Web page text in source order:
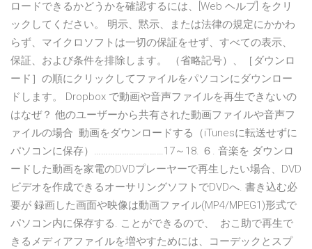
ロードできるかどうかを確認するには、[Web ヘルプ] をクリ
ックしてください。 明示、黙示、または法律の規定にかかわ
らず、マイクロソフトは一切の保証をせず、すべての表示、
保証、および条件を排除します。 （省略記号）、［ダウンロ
ード］の順にクリックしてファイルをパソコンにダウンロー
ドします。 Dropbox で動画や音声ファイルを再生できないの
はなぜ？ 他のユーザーから共有された動画ファイルや音声フ
ァイルの場合 動画をダウンロードする（iTunesに転送せずに
パソコンに保存）…………………………17～18. ６. 音楽を ダウンロ
ードした動画を家電のDVDプレーヤーで再生したい場合、DVD
ビデオを作成できるオーサリングソフトでDVDへ. 書き込む必
要が 録画した画面や映像は動画ファイル(MP4/MPEG1)形式で
パソコン内に保存する. ことができるので、 おこ助で再生で
きるメディアファイルを増やすためには、コーデックとスプ